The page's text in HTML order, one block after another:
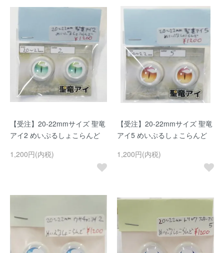
【受注】20-22mmサイズ 聖竜
アイ2 めいぷるしょこらんど
1,200円(内税)
【受注】20-22mmサイズ 聖竜
アイ5 めいぷるしょこらんど
1,200円(内税)